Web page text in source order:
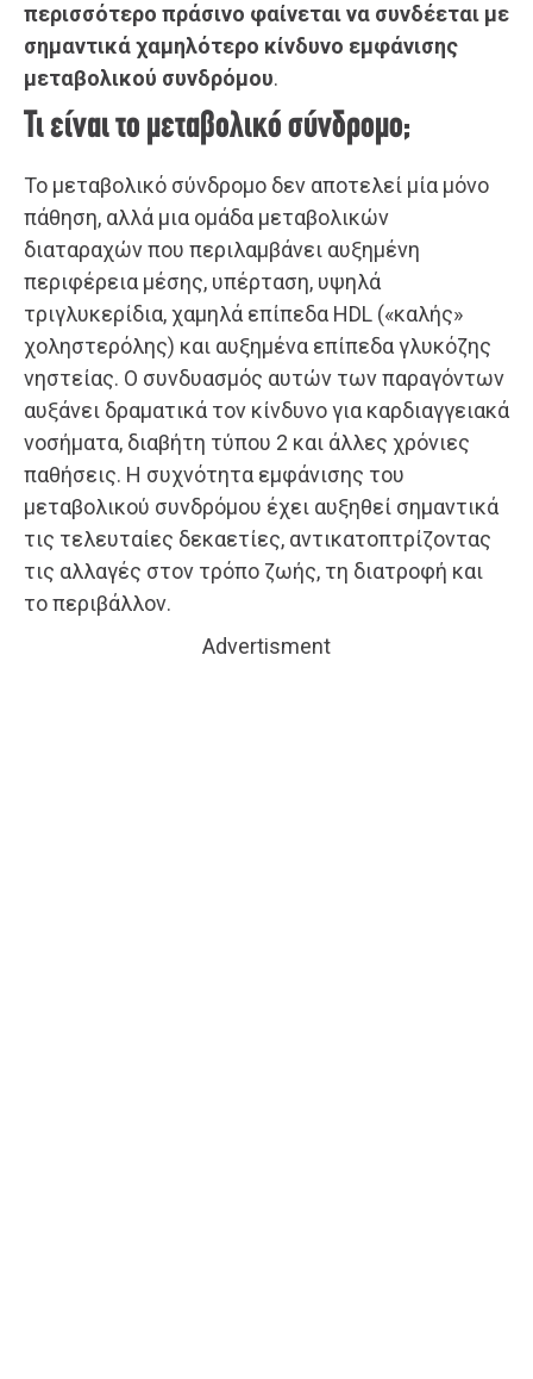
περισσότερο πράσινο φαίνεται να συνδέεται με
σημαντικά χαμηλότερο κίνδυνο εμφάνισης
μεταβολικού συνδρόμου.
Τι είναι το μεταβολικό σύνδρομο;
Το μεταβολικό σύνδρομο δεν αποτελεί μία μόνο
πάθηση, αλλά μια ομάδα μεταβολικών
διαταραχών που περιλαμβάνει αυξημένη
περιφέρεια μέσης, υπέρταση, υψηλά
τριγλυκερίδια, χαμηλά επίπεδα HDL («καλής»
χοληστερόλης) και αυξημένα επίπεδα γλυκόζης
νηστείας. Ο συνδυασμός αυτών των παραγόντων
αυξάνει δραματικά τον κίνδυνο για καρδιαγγειακά
νοσήματα, διαβήτη τύπου 2 και άλλες χρόνιες
παθήσεις. Η συχνότητα εμφάνισης του
μεταβολικού συνδρόμου έχει αυξηθεί σημαντικά
τις τελευταίες δεκαετίες, αντικατοπτρίζοντας
τις αλλαγές στον τρόπο ζωής, τη διατροφή και
το περιβάλλον.
Advertisment